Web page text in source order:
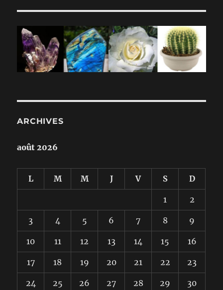
ARCHIVES
août 2026
L M M J V S D
1 2
3 4 5 6 7 8 9
10 11 12 13 14 15 16
17 18 19 20 21 22 23
24 25 26 27 28 29 30